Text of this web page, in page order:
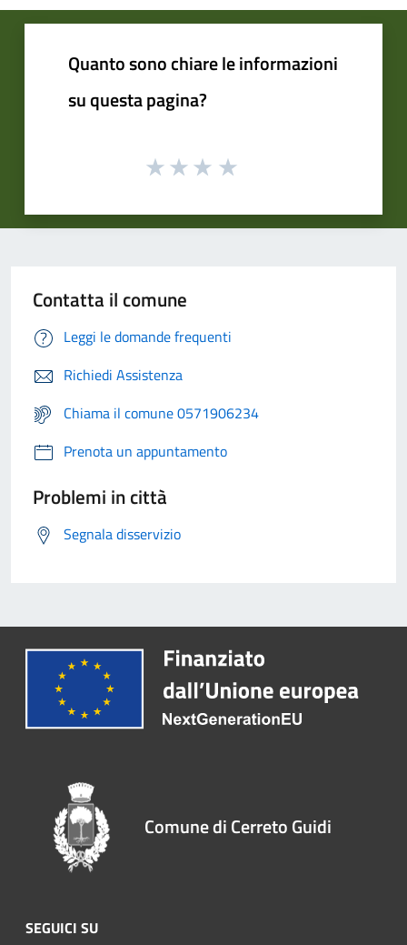
Quanto sono chiare le informazioni
su questa pagina?
Contatta il comune
Leggi le domande frequenti
Richiedi Assistenza
Chiama il comune 0571906234
Prenota un appuntamento
Problemi in città
Segnala disservizio
Comune di Cerreto Guidi
SEGUICI SU